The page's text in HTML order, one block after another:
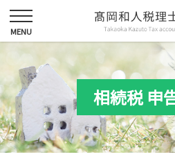
相続税 申